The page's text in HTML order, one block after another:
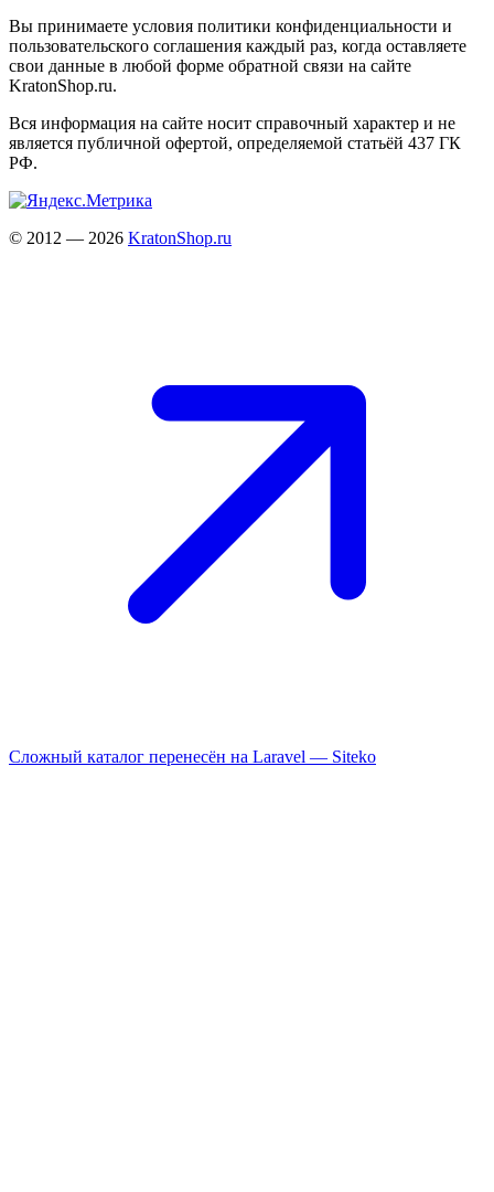
Вы принимаете условия политики конфиденциальности и
пользовательского соглашения каждый раз, когда оставляете
свои данные в любой форме обратной связи на сайте
KratonShop.ru.
Вся информация на сайте носит справочный характер и не
является публичной офертой, определяемой статьёй 437 ГК
РФ.
© 2012 — 2026 KratonShop.ru
Сложный каталог перенесён на Laravel — Siteko